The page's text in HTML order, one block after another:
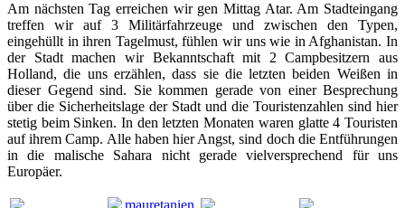
Am nächsten Tag erreichen wir gen Mittag Atar. Am Stadteingang
treffen wir auf 3 Militärfahrzeuge und zwischen den Typen,
eingehüllt in ihren Tagelmust, fühlen wir uns wie in Afghanistan. In
der Stadt machen wir Bekanntschaft mit 2 Campbesitzern aus
Holland, die uns erzählen, dass sie die letzten beiden Weißen in
dieser Gegend sind. Sie kommen gerade von einer Besprechung
über die Sicherheitslage der Stadt und die Touristenzahlen sind hier
stetig beim Sinken. In den letzten Monaten waren glatte 4 Touristen
auf ihrem Camp. Alle haben hier Angst, sind doch die Entführungen
in die malische Sahara nicht gerade vielversprechend für uns
Europäer.